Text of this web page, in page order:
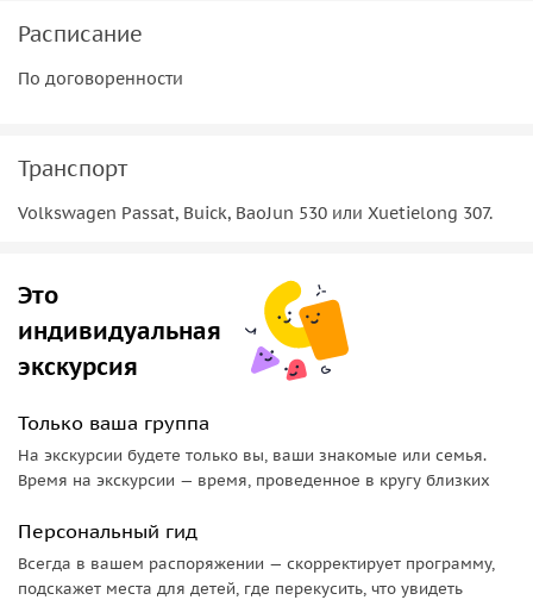
праздников;
• Внутренний двор — личное пространство императора и
его семьи.
Построенный в эпоху династии Мин, Храм Неба был
местом молений императоров о хорошем урожае и
процветании страны. Каждый элемент архитектуры здесь
небом и землёй.
Расписание
По договоренности
Транспорт
Volkswagen Passat, Buick, BaoJun 530 или Xuetielong 307.
Это
индивидуальная
экскурсия
Только ваша группа
На экскурсии будете только вы, ваши знакомые или семья.
Время на экскурсии — время, проведенное в кругу близких
Персональный гид
Всегда в вашем распоряжении — скорректирует программу,
подскажет места для детей, где перекусить, что увидеть